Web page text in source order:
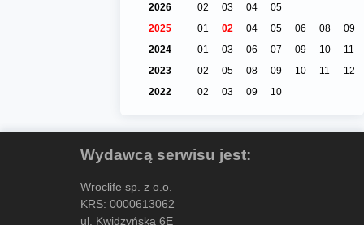
2026 02 03 04
05
2025
01 02 04 05 06 08
09
2024
01 03 06 07 09 10
11
2023
02 05 08 09 10 11
12
2022
02 03 09 10
Wydawcą serwisu jest:
Wroclife sp. z o.o.
KRS: 0000613062
ul. Kwidzyńska 6E